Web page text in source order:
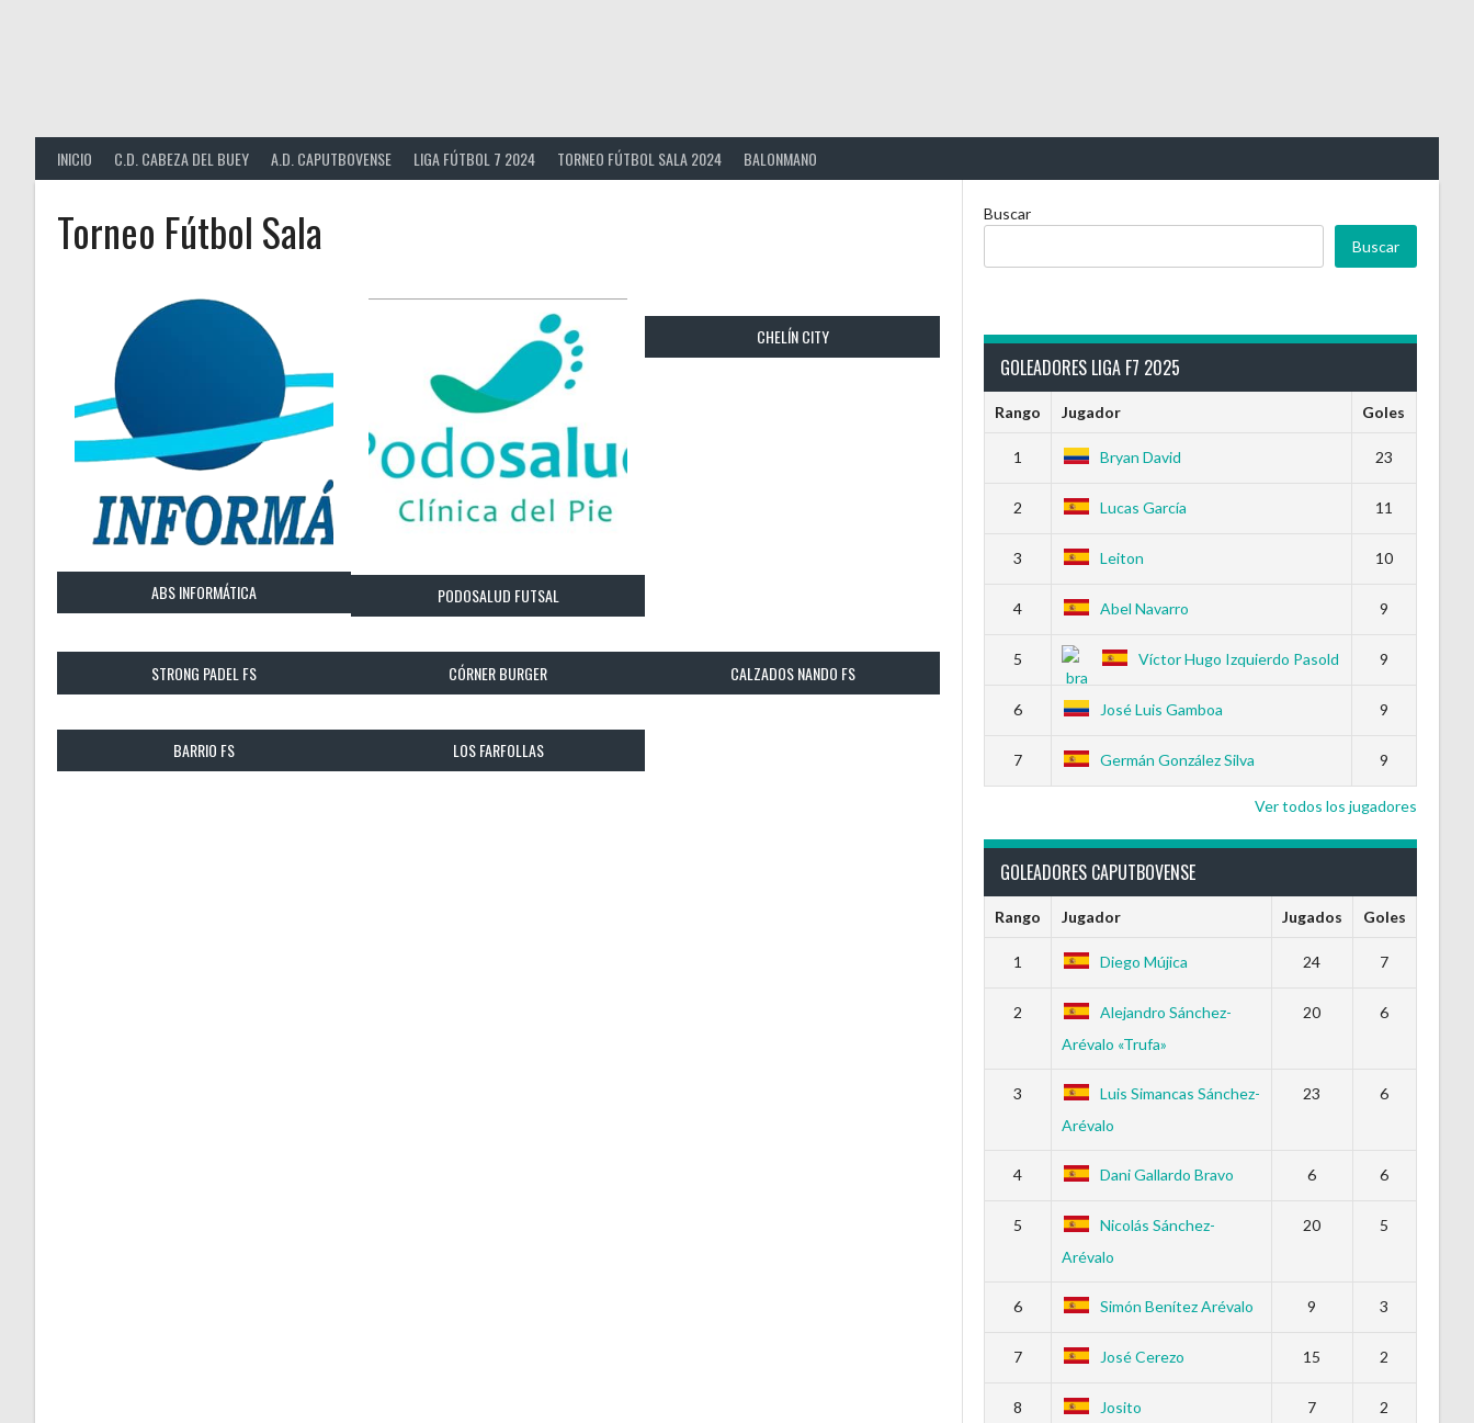
INICIO C.D. CABEZA DEL BUEY A.D. CAPUTBOVENSE LIGA FÚTBOL 7 2024 TORNEO FÚTBOL SALA 2024 BALONMANO
Torneo Fútbol Sala
ABS INFORMÁTICA PODOSALUD FUTSAL
CHELÍN CITY
STRONG PADEL FS CÓRNER BURGER CALZADOS NANDO FS
BARRIO FS LOS FARFOLLAS
Buscar
Buscar
GOLEADORES LIGA F7 2025
Rango Jugador Goles
1 Bryan David 23
2 Lucas García 11
3 Leiton 10
4 Abel Navarro 9
5 Víctor Hugo Izquierdo Pasold 9
6 José Luis Gamboa 9
7 Germán González Silva 9
Ver todos los jugadores
GOLEADORES CAPUTBOVENSE
Rango Jugador Jugados Goles
1 Diego Mújica 24 7
2
Alejandro Sánchez-
Arévalo «Trufa»
20 6
3
Luis Simancas Sánchez-
Arévalo
23 6
4 Dani Gallardo Bravo 6 6
5
Nicolás Sánchez-
Arévalo
20 5
6 Simón Benítez Arévalo 9 3
7 José Cerezo 15 2
8 Josito 7 2